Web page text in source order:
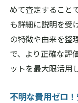
めて査定すること
も詳細に説明を受
の特徴や由来を整
で、より正確な評
ットを最大限活用
不明な費用ゼロ